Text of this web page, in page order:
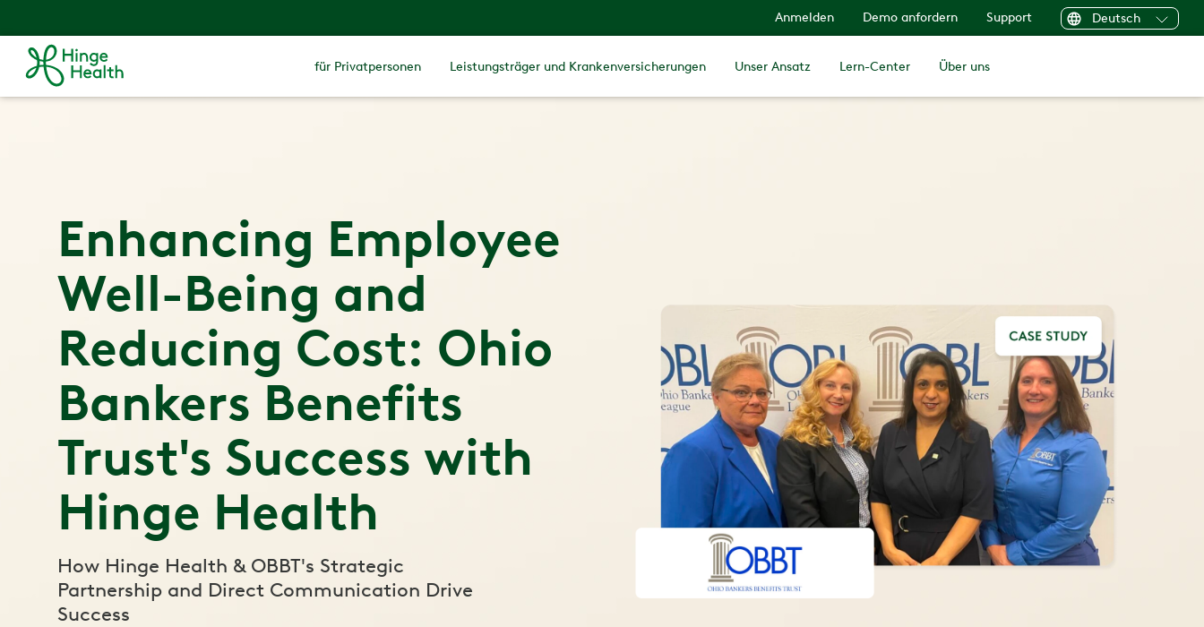
Anmelden Demo anfordern Support Deutsch
für Privatpersonen Leistungsträger und Krankenversicherungen Unser Ansatz Lern-Center Über uns
Enhancing Employee
Well-Being and
Reducing Cost: Ohio
Bankers Benefits
Trust's Success with
Hinge Health
How Hinge Health & OBBT's Strategic
Partnership and Direct Communication Drive
Success